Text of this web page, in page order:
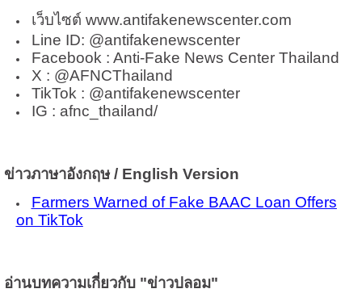
เว็บไซต์ www.antifakenewscenter.com
Line ID: @antifakenewscenter
Facebook : Anti-Fake News Center Thailand
X : @AFNCThailand
TikTok : @antifakenewscenter
IG : afnc_thailand/
ข่าวภาษาอังกฤษ/ English Version
Farmers Warned of Fake BAAC Loan Offers
on TikTok
อ่านบทความเกี่ยวกับ "ข่าวปลอม"